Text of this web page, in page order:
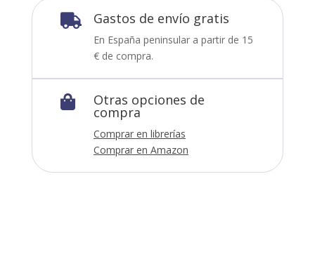
 Gastos de envío gratis
En España peninsular a partir de 15
€ de compra.
 Otras opciones de
compra
Comprar en librerías
Comprar en Amazon